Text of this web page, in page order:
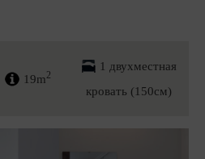
19m2
1 двухместная
кровать (150см)